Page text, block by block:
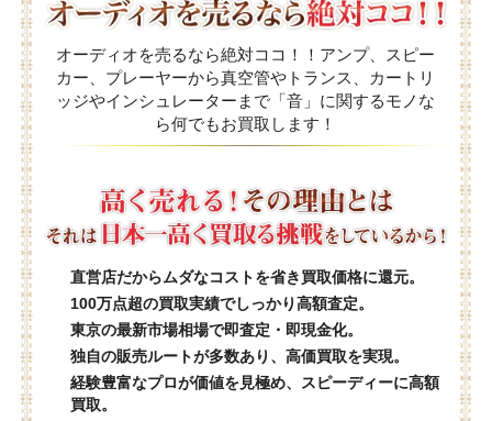
オーディオを売るなら絶対ココ！！アンプ、スピー
カー、プレーヤーから真空管やトランス、カートリ
ッジやインシュレーターまで「音」に関するモノな
ら何でもお買取します！
直営店だからムダなコストを省き買取価格に還元。
100万点超の買取実績でしっかり高額査定。
東京の最新市場相場で即査定・即現金化。
独自の販売ルートが多数あり、高価買取を実現。
経験豊富なプロが価値を見極め、スピーディーに高額
買取。